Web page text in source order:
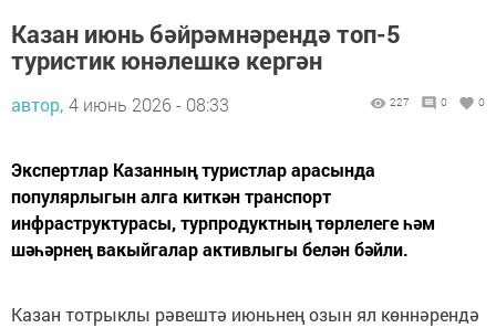
Казан июнь бәйрәмнәрендә топ-5
туристик юнәлешкә кергән
автор, 4 июнь 2026 - 08:33 227 0 0
Экспертлар Казанның туристлар арасында
популярлыгын алга киткән транспорт
инфраструктурасы, турпродуктның төрлелеге һәм
шәһәрнең вакыйгалар активлыгы белән бәйли.
Казан тотрыклы рәвештә июньнең озын ял көннәрендә